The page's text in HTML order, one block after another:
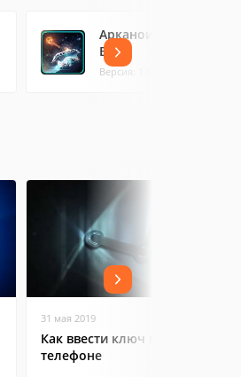
Арканоид Breaker
Brick
Версия: 1.0.24 (28.52 МБ)
31 мая 2019
Как ввести ключ в Steam на
телефоне